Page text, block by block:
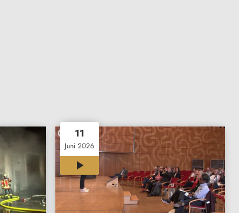
11
Juni 2026
02:52